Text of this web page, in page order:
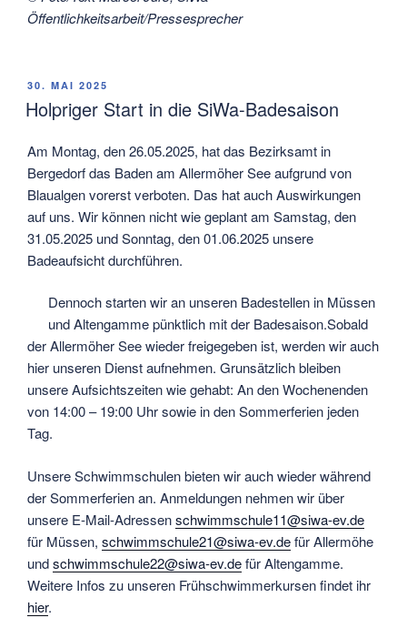
Öffentlichkeitsarbeit/Pressesprecher
VERÖFFENTLICHT
AM
30. MAI 2025
Holpriger Start in die SiWa-Badesaison
Am Montag, den 26.05.2025, hat das Bezirksamt in
Bergedorf das Baden am Allermöher See aufgrund von
Blaualgen vorerst verboten. Das hat auch Auswirkungen
auf uns. Wir können nicht wie geplant am Samstag, den
31.05.2025 und Sonntag, den 01.06.2025 unsere
Badeaufsicht durchführen.
Dennoch starten wir an unseren Badestellen in Müssen
und Altengamme pünktlich mit der Badesaison.Sobald
der Allermöher See wieder freigegeben ist, werden wir auch
hier unseren Dienst aufnehmen. Grunsätzlich bleiben
unsere Aufsichtszeiten wie gehabt: An den Wochenenden
von 14:00 – 19:00 Uhr sowie in den Sommerferien jeden
Tag.
Unsere Schwimmschulen bieten wir auch wieder während
der Sommerferien an. Anmeldungen nehmen wir über
unsere E-Mail-Adressenschwimmschule11@siwa-ev.de
für Müssen, schwimmschule21@siwa-ev.defür Allermöhe
undschwimmschule22@siwa-ev.defür Altengamme.
Weitere Infos zu unseren Frühschwimmerkursen findet ihr
hier.